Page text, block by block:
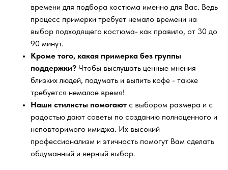
времени для подбора костюма именно для Вас. Ведь
процесс примерки требует немало времени на
выбор подходящего костюма- как правило, от 30 до
90 минут.
Кроме того, какая примерка без группы
поддержки? Чтобы выслушать ценные мнения
близких людей, подумать и выпить кофе - также
требуется немалое время!
Наши стилисты помогают с выбором размера и с
радостью дают советы по созданию полноценного и
неповторимого имиджа. Их высокий
профессионализм и этичность помогут Вам сделать
обдуманный и верный выбор.